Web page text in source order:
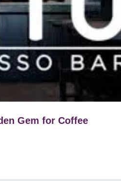
Gem for Coffee